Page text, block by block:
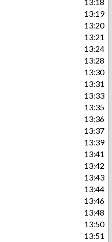
13:19
13:20
13:21
13:24
13:28
13:30
13:31
13:33
13:35
13:36
13:37
13:39
13:41
13:42
13:43
13:44
13:46
13:48
13:50
13:51